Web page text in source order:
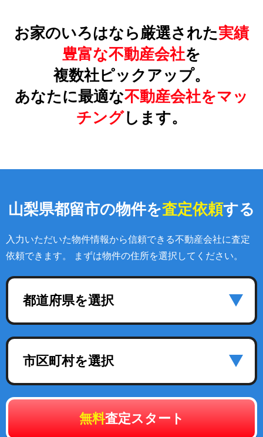
お家のいろはなら厳選された実績
豊富な不動産会社を
複数社ピックアップ。
あなたに最適な不動産会社をマッ
チングします。
山梨県都留市の物件を査定依頼する
入力いただいた物件情報から信頼できる不動産会社に査定
依頼できます。 まずは物件の住所を選択してください。
都道府県を選択
市区町村を選択
無料査定スタート